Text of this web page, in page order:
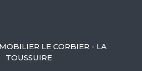
LE CORBIER - LA
TOUSSUIRE